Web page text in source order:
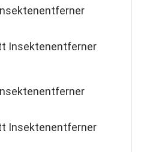
Insektenentferner
Insektenentferner